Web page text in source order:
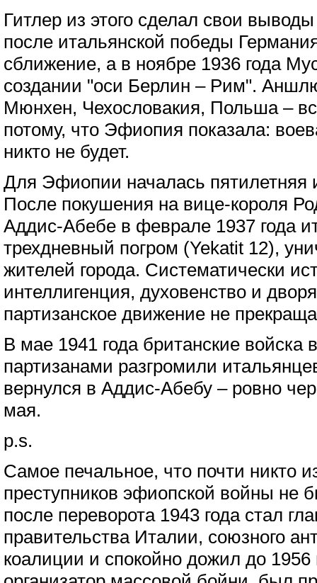
Гитлер из этого сделал свои
после итальянской победы
сближение, а в ноябре 1936 года
создании "оси Берлин – Рим".
Мюнхен, Чехословакия, Польша –
потому, что Эфиопия показала:
никто не будет.
Для Эфиопии началась пятилетняя
После покушения на вице-короля
Аддис-Абебе в феврале 1937 года
трехдневный погром (Yekatit 12),
жителей города. Систематически
интеллигенция, духовенство и
партизанское движение не
В мае 1941 года британские войска
партизанами разгромили
вернулся в Аддис-Абебу – ровно
мая.
p.s.
Самое печальное, что почти никто
преступников эфиопской войны не
после переворота 1943 года стал
правительства Италии, союзного
коалиции и спокойно дожил до 1956